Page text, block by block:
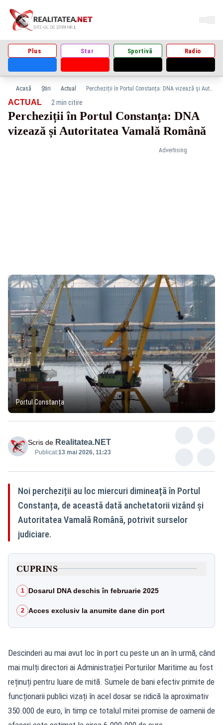
Plus Star Sportivă Radio
Acasă Știri Actual Percheziții în Portul Constanța: DNA vizează și Autoritatea Vamală Română
Advertising
ACTUAL· 2 min citire
Percheziții în Portul Constanța: DNA
vizează și Autoritatea Vamală Română
Portul Constanța
Scris de Realitatea.NET
Publicat:13 mai 2026, 11:23
Noi percheziții au loc miercuri dimineață în Portul
Constanța, de această dată anchetatorii vizând și
Autoritatea Vamală Română, potrivit surselor
judiciare.
CUPRINS
1 Dosarul DNA deschis în februarie 2025
2 Acces exclusiv la anumite dane din port
Descinderi au mai avut loc în port cu peste un an în urmă, când
mai mulți directori ai Administrației Porturilor Maritime au fost
reținuți pentru luare de mită. Sumele de bani efectiv primite de
funcționarii publici vizați în acel dosar se ridică la aproximativ
350.000 de euro, în timp ce totalul mitei promise de oamenii de